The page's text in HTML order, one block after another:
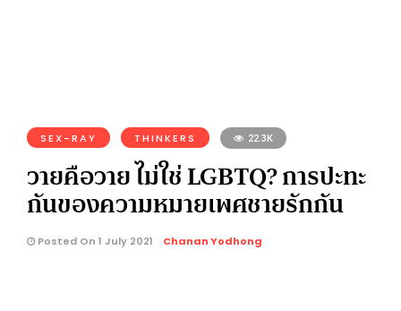
SEX-RAY THINKERS 22.3K
วายคือวาย ไม่ใช่ LGBTQ? การปะทะ
กันของความหมายเพศชายรักกัน
Posted On 1 July 2021 Chanan Yodhong